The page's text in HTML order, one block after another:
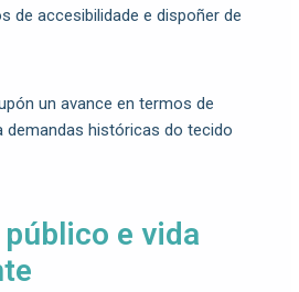
de accesibilidade e dispoñer de
un avance en termos de
demandas históricas do tecido
e vida